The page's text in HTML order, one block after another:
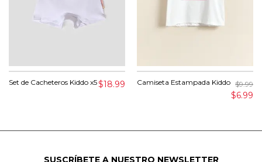
Set de Cacheteros Kiddo x5$18.99 Camiseta Estampada Kiddo $9.99
$6.99
SUSCRÍBETE A NUESTRO NEWSLETTER